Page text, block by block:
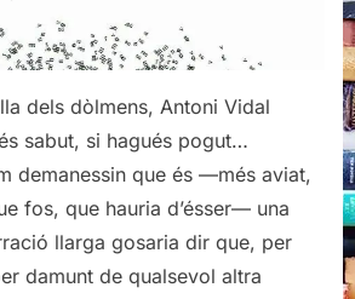
dels dòlmens, Antoni Vidal
sabut, si hagués pogut…
demanessin que és —més aviat,
fos, que hauria d’ésser— una
llarga gosaria dir que, per
damunt de qualsevol altra